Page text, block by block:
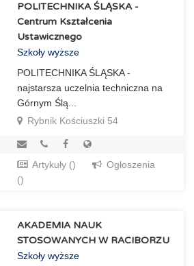
POLITECHNIKA ŚLĄSKA -
Centrum Kształcenia
Ustawicznego
Szkoły wyższe
POLITECHNIKA ŚLĄSKA -
najstarsza uczelnia techniczna na
Górnym Ślą...
Rybnik Kościuszki 54
Artykuły ()
Ogłoszenia
()
AKADEMIA NAUK
STOSOWANYCH W RACIBORZU
Szkoły wyższe